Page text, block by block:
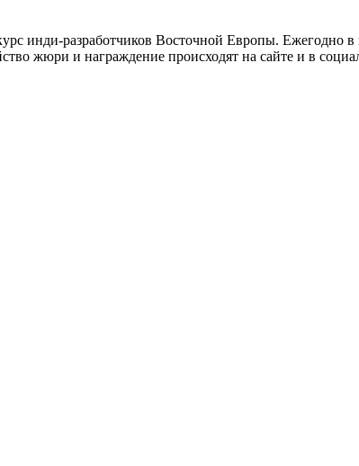
инди-разработчиков Восточной Европы. Ежегодно в
жюри и награждение происходят на сайте и в